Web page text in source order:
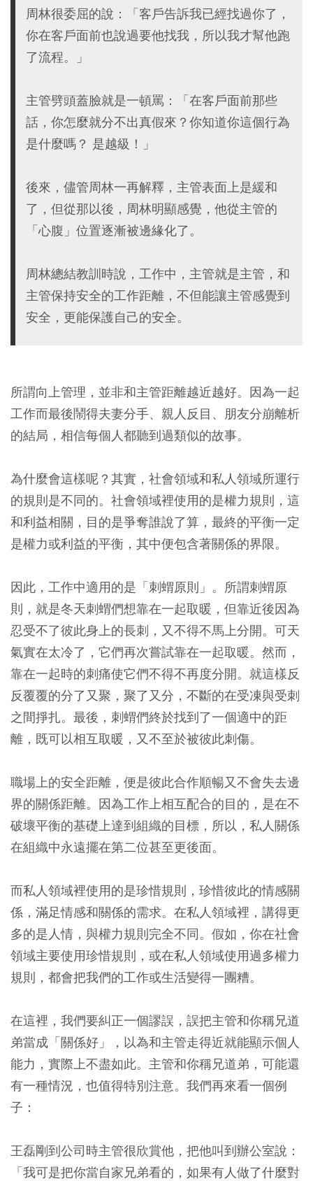
周林很委屈的說：「客戶告訴我已經找過你了，
你在客戶面前也說過要他找我，所以我才幫他跑
了流程。」
主管劈頭蓋臉就是一頓罵：「在客戶面前那些
話，你怎麼就分不出真假來？你知道你這個行為
是什麼嗎？ 是越級！」
後來，儘管周林一再解釋，主管表面上是緩和
了，但從那以後，周林明顯感覺，他從主管的
「心腹」位置逐漸被邊緣化了。
周林總結教訓時說，工作中，主管就是主管，和
主管保持安全的工作距離，不但能讓主管感覺到
安全，更能保護自己的安全。
所謂向上管理，並非和主管距離越近越好。因為一起
工作而最後鬧得夫妻分手、親人反目、朋友分崩離析
的結局，相信每個人都聽到過類似的故事。
為什麼會這樣呢？其實，社會領域和私人領域所運行
的規則是不同的。社會領域裡使用的是權力規則，這
和利益相關，目的是爭奪誰說了算，最終的平衡一定
是權力或利益的平衡，其中便包含著關係的界限。
因此，工作中適用的是「刺蝟原則」。所謂刺蝟原
則，就是冬天刺蝟們想靠在一起取暖，但靠近後因為
忍受不了彼此身上的長刺，又不得不馬上分開。可天
氣實在太冷了，它們再次嘗試靠在一起取暖。然而，
靠在一起時的刺痛使它們不得不再度分開。就這樣反
反覆覆的分了又聚，聚了又分，不斷的在受凍與受刺
之間掙扎。最後，刺蝟們終於找到了一個適中的距
離，既可以相互取暖，又不至於被彼此刺傷。
職場上的安全距離，便是彼此合作順暢又不會失去邊
界的關係距離。因為工作上相互配合的目的，是在不
破壞平衡的基礎上達到組織的目標，所以，私人關係
在組織中永遠擺在第二位甚至更後面。
而私人領域裡使用的是珍惜規則，珍惜彼此的情感關
係，滿足情感和關係的需求。在私人領域裡，講得更
多的是人情，與權力規則完全不同。假如，你在社會
領域主要使用珍惜規則，或在私人領域使用過多權力
規則，都會把我們的工作或生活變得一團糟。
在這裡，我們要糾正一個謬誤，誤把主管和你稱兄道
弟當成「關係好」，以為和主管走得近就能顯示個人
能力，實際上不盡如此。 主管和你稱兄道弟，可能還
有一種情況，也值得特別注意。我們再來看一個例
子：
王磊剛到公司時主管很欣賞他，把他叫到辦公室說：
「我可是把你當自家兄弟看的，如果有人做了什麼對